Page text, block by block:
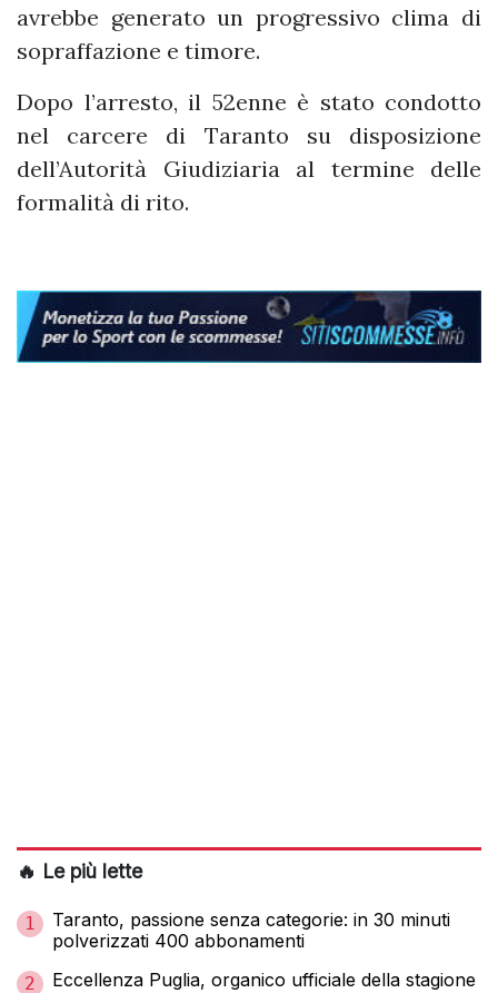
avrebbe generato un progressivo clima di
sopraffazione e timore.
Dopo l’arresto, il 52enne è stato condotto
nel carcere di Taranto su disposizione
dell’Autorità Giudiziaria al termine delle
formalità di rito.
🔥 Le più lette
1
Taranto, passione senza categorie: in 30 minuti
polverizzati 400 abbonamenti
2
Eccellenza Puglia, organico ufficiale della stagione